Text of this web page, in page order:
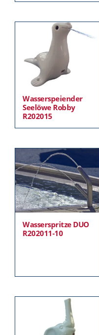
Wasserspeiender
Seelöwe Robby
R202015
Wasserspritze DUO
R202011-10